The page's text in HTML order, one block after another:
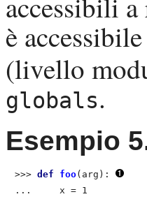
è
(livello
globals.
Esempio
>>> def foo(arg):
... x = 1